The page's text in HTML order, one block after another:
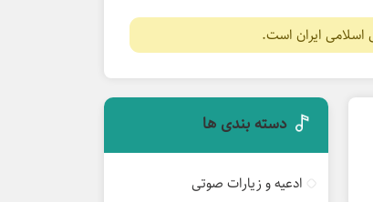
اسلامی ایران است.
دسته بندی ها
ادعیه و زیارات صوتی